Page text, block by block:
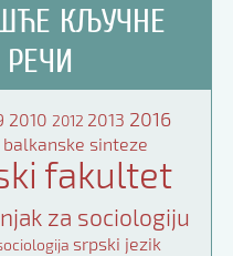
КЉУЧНЕ
РЕЧИ
2010 2012 2013 2016
balkanske sinteze
fakultet
za sociologiju
srpski jezik